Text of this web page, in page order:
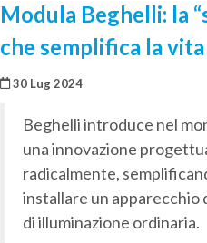
Modula Beghelli: la
che semplifica la vita
30 Lug 2024
Beghelli introduce nel
una innovazione
radicalmente,
installare un apparecchio
di illuminazione ordinaria.